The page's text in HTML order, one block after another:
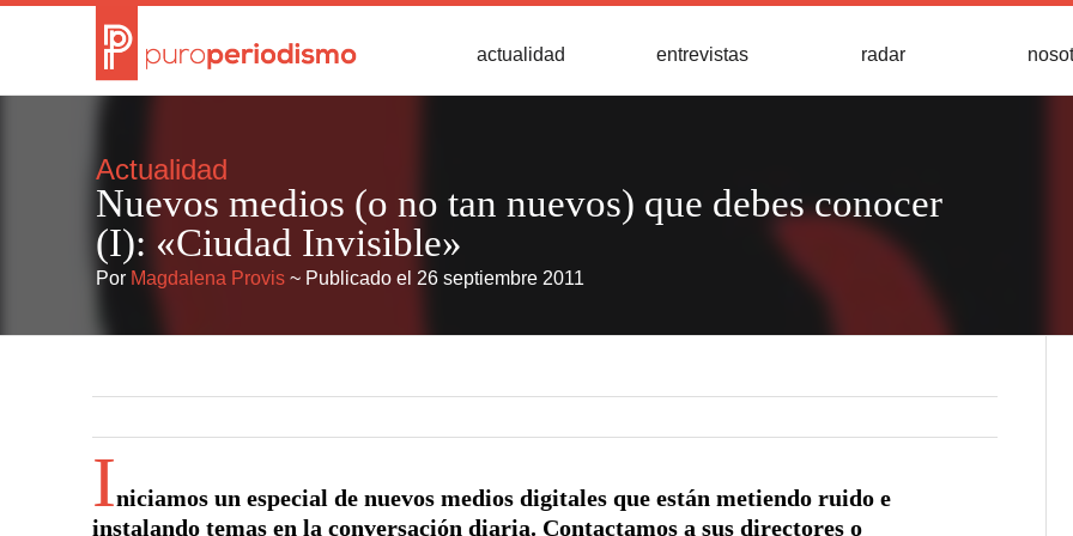
actualidad entrevistas radar
Actualidad
Nuevos medios (o no tan nuevos) que debes conocer
(I): «Ciudad Invisible»
Por Magdalena Provis ~ Publicado el 26 septiembre 2011
Iniciamos un especial de nuevos medios digitales que están metiendo ruido e
instalando temas en la conversación diaria. Contactamos a sus directores o